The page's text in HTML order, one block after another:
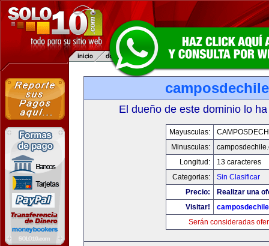
El dueño de este dominio lo
Mayusculas:
Minusculas:
Longitud:
13 caracteres
Categorias:
Sin Clasificar
Precio:
Realizar una
Visitar!
Serán consideradas